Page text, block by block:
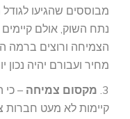
מבוססים שהגיעו
נתח השוק, אולם
הצמיחה ורוצים ברמה
מחיר ועבורם יהיה
3. מקסום צמיחה – כי
קיימות לא מעט חברות